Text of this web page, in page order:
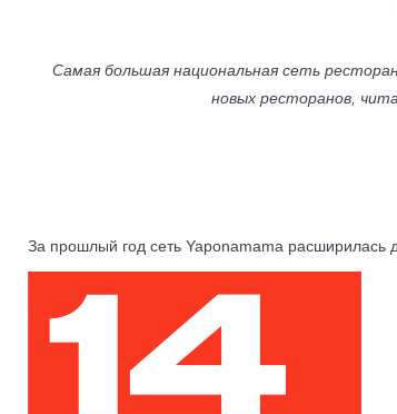
Самая большая национальная сеть
новых ресторанов,
За прошлый год сеть Yaponamama расширилась